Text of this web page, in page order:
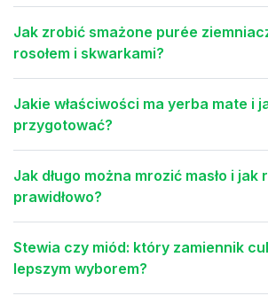
Jak zrobić smażone purée
rosołem i skwarkami?
Jakie właściwości ma yerba mate i
przygotować?
Jak długo można mrozić masło i jak
prawidłowo?
Stewia czy miód: który zamiennik
lepszym wyborem?